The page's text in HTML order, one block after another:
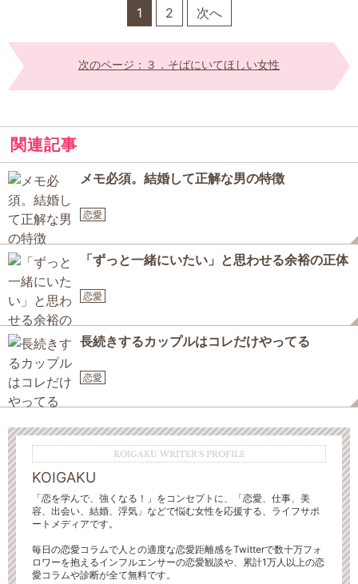
1 2 次へ
次のページ：３．そばにいてほしい女性
関連記事
メモ必須。結婚して正解な男の特徴
恋愛
「ずっと一緒にいたい」と思わせる余裕の正体
恋愛
長続きするカップルはコレだけやってる
恋愛
KOIGAKU WRITER'S PROFILE
KOIGAKU
「恋を学んで、強くなる！」をコンセプトに、「恋愛、仕事、美
容、出会い、結婚、浮気」などで悩む女性を応援する、ライフサポ
ートメディアです。
毎日の恋愛コラムで人との適度な恋愛距離感をTwitterで数十万フォ
ロワーを抱えるインフルエンサーの恋愛観談や、累計1万人以上の恋
愛コラムや診断が全て無料です。